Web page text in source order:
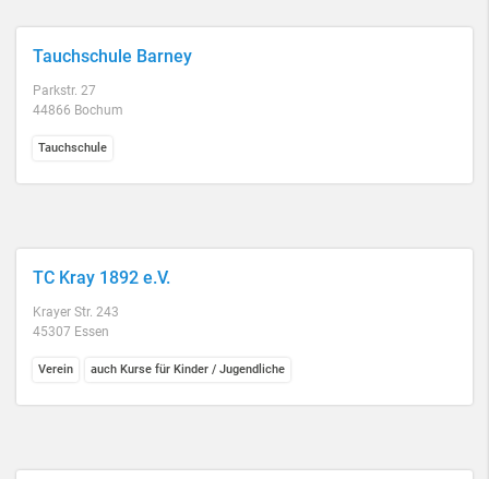
Tauchschule Barney
Parkstr. 27
44866 Bochum
Tauchschule
TC Kray 1892 e.V.
Krayer Str. 243
45307 Essen
Verein auch Kurse für Kinder / Jugendliche